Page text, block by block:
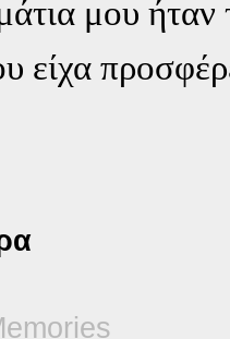
μου
είχα